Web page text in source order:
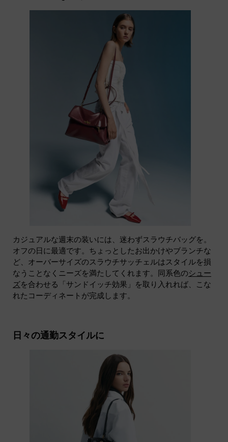
カジュアルな週末の装いには、迷わずスラウチバッグを。
オフの日に最適です。ちょっとしたお出かけやブランチな
ど、オーバーサイズのスラウチサッチェルはスタイルを損
なうことなくニーズを満たしてくれます。同系色のシュー
ズを合わせる「サンドイッチ効果」を取り入れれば、こな
れたコーディネートが完成します。
日々の通勤スタイルに